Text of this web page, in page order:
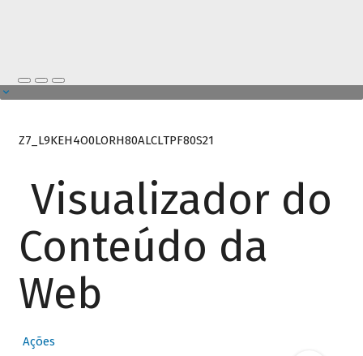
Z7_L9KEH4O0LORH80ALCLTPF80S21
Visualizador do
Conteúdo da
Web
Ações